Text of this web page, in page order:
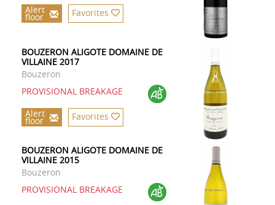
Alert
floor Favorites
BOUZERON ALIGOTE DOMAINE DE
VILLAINE 2017
Bouzeron
PROVISIONAL BREAKAGE
Alert
floor Favorites
BOUZERON ALIGOTE DOMAINE DE
VILLAINE 2015
Bouzeron
PROVISIONAL BREAKAGE